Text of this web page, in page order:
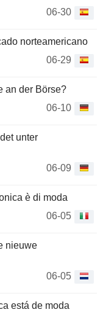
06-30
norteamericano
06-29
an der Börse?
06-10
unter
06-09
è di moda
06-05
nieuwe
06-05
está de moda